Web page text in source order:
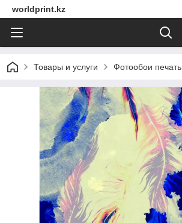
worldprint.kz
Товары и услуги Фотообои печать